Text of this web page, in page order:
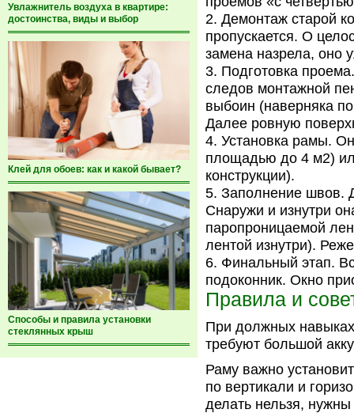
Увлажнитель воздуха в квартире:
достоинства, виды и выбор
Клей для обоев: как и какой бывает?
Способы и правила установки
стеклянных крыш
Демонтаж старой
пропускается. О
замена назрела, оно
Подготовка
следов монтажной
выбоин (наверняка
Далее ровную
Установка рамы.
площадью до 4 м2)
конструкции).
Заполнение швов.
Снаружи и изнутри
паропроницаемой
лентой изнутри).
Финальный этап.
подоконник. Окно
Правила и
При должных
требуют большой
Раму важно
по вертикали и
делать нельзя,